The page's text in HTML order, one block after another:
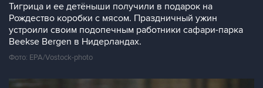
Тигрица и ее детёныши получили в подарок на
Рождество коробки с мясом. Праздничный ужин
устроили своим подопечным работники сафари-парка
Beekse Bergen в Нидерландах.
Фото: EPA/Vostock-photo